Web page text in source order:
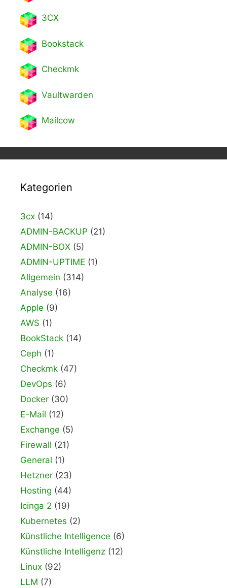
3CX
Bookstack
Checkmk
Vaultwarden
Mailcow
Kategorien
3cx (14)
ADMIN-BACKUP (21)
ADMIN-BOX (5)
ADMIN-UPTIME (1)
Allgemein (314)
Analyse (16)
Apple (9)
AWS (1)
BookStack (14)
Ceph (1)
Checkmk (47)
DevOps (6)
Docker (30)
E-Mail (12)
Exchange (5)
Firewall (21)
General (1)
Hetzner (23)
Hosting (44)
Icinga 2 (19)
Kubernetes (2)
Künstliche Intelligence (6)
Künstliche Intelligenz (12)
Linux (92)
LLM (7)